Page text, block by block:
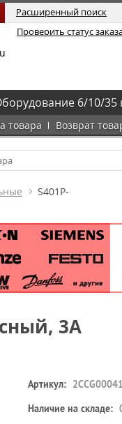
Расширенный поиск
Проверить статус
товара Возврат
6/10/35
S401P-
3A
Артикул:
Наличие на складе: